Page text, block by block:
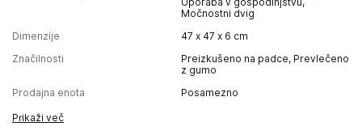
Močnostni dvig
Dimenzije
47 x 47 x 6 cm
Značilnosti
Preizkušeno na padce, Prevlečeno
z gumo
Prodajna enota
Posamezno
Prikaži več